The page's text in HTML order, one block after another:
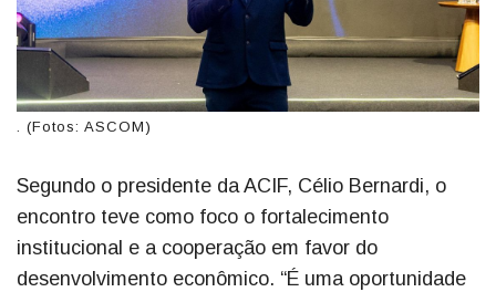
. (Fotos: ASCOM)
Segundo o presidente da ACIF, Célio Bernardi, o
encontro teve como foco o fortalecimento
institucional e a cooperação em favor do
desenvolvimento econômico. “É uma oportunidade